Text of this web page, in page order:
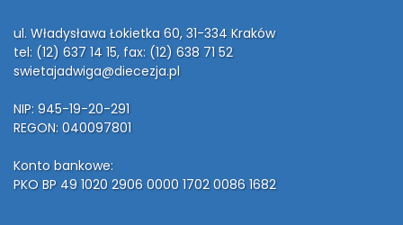
ul. Władysława Łokietka 60, 31-334 Kraków
tel: (12) 637 14 15, fax: (12) 638 71 52
swietajadwiga@diecezja.pl
NIP: 945-19-20-291
REGON: 040097801
Konto bankowe:
PKO BP 49 1020 2906 0000 1702 0086 1682